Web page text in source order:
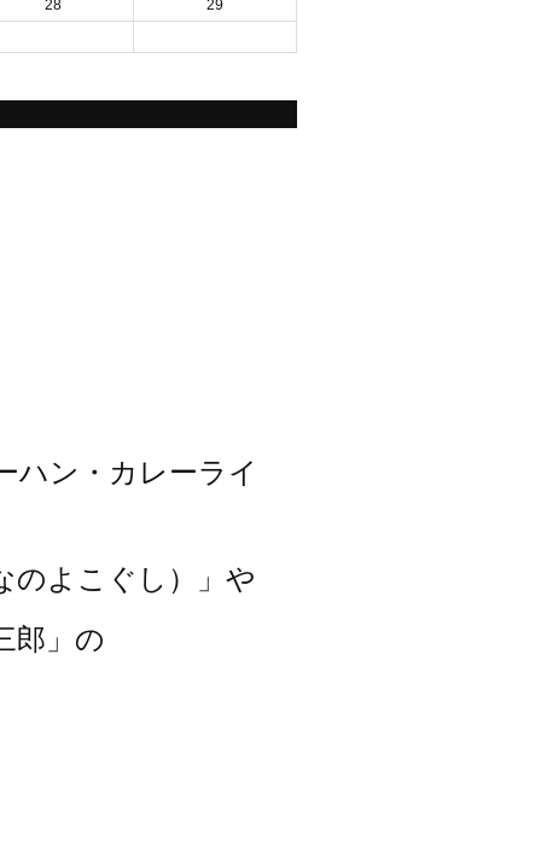
28
29
ハン・カレーライ
のよこぐし）」や
郎」の